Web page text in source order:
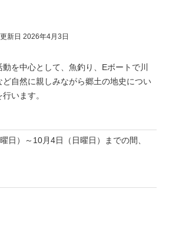
新日 2026年4月3日
を中心として、魚釣り、Eボートで川
自然に親しみながら郷土の地史につい
います。
日）～10月4日（日曜日）までの間、